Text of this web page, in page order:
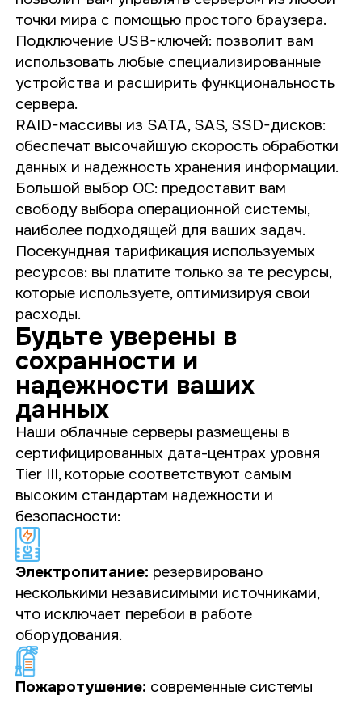
точки мира с помощью простого браузера.
Подключение USB-ключей: позволит вам
использовать любые специализированные
устройства и расширить функциональность
сервера.
RAID-массивы из SATA, SAS, SSD-дисков:
обеспечат высочайшую скорость обработки
данных и надежность хранения информации.
Большой выбор ОС: предоставит вам
свободу выбора операционной системы,
наиболее подходящей для ваших задач.
Посекундная тарификация используемых
ресурсов: вы платите только за те ресурсы,
которые используете, оптимизируя свои
расходы.
Будьте уверены в
сохранности и
надежности ваших
данных
Наши облачные серверы размещены в
сертифицированных дата-центрах уровня
Tier III, которые соответствуют самым
высоким стандартам надежности и
безопасности:
Электропитание: резервировано
несколькими независимыми источниками,
что исключает перебои в работе
оборудования.
Пожаротушение: современные системы